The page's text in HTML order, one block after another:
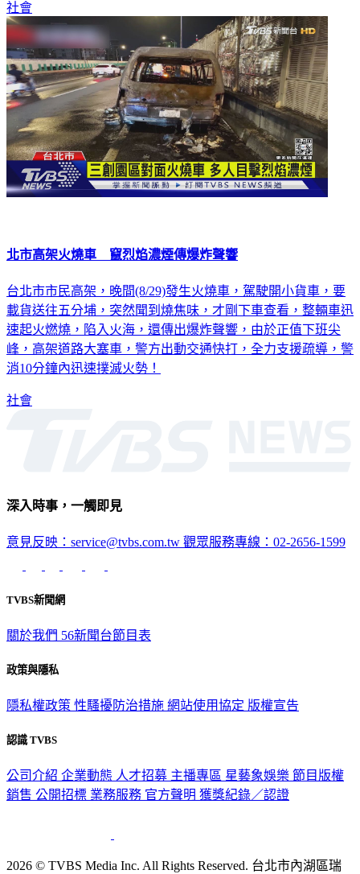
社會
北市高架火燒車 竄烈焰濃煙傳爆炸聲響
台北市市民高架，晚間(8/29)發生火燒車，駕駛開小貨車，要
載貨送往五分埔，突然聞到燒焦味，才剛下車查看，整輛車迅
速起火燃燒，陷入火海，還傳出爆炸聲響，由於正值下班尖
峰，高架道路大塞車，警方出動交通快打，全力支援疏導，警
消10分鐘內迅速撲滅火勢！
社會
深入時事，一觸即見
意見反映：service@tvbs.com.tw 觀眾服務專線：02-2656-1599
TVBS新聞網
關於我們 56新聞台節目表
政策與隱私
隱私權政策 性騷擾防治措施 網站使用協定 版權宣告
認識 TVBS
公司介紹 企業動態 人才招募 主播專區 星藝象娛樂 節目版權
銷售 公開招標 業務服務 官方聲明 獲獎紀錄／認證
2026 © TVBS Media Inc. All Rights Reserved. 台北市內湖區瑞